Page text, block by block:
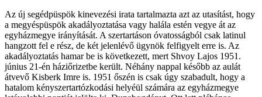
Az új segédpüspök kinevezési irata tartalmazta azt az utasítást, hogy
a megyéspüspök akadályoztatása vagy halála estén vegye át az
egyházmegye irányítását. A szertartáson óvatosságból csak latinul
hangzott fel e rész, de két jelenlévő ügynök felfigyelt erre is. Az
akadályoztatás hamar be is következett, mert Shvoy Lajos 1951.
június 21-én háziőrizetbe került. Néhány nappal később az aulát
átvevő Kisberk Imre is. 1951 őszén is csak úgy szabadult, hogy a
hatalom kényszertartózkodási helyéül számára az egyházmegye